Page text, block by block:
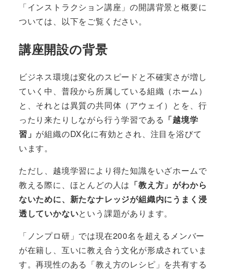
「インストラクション講座」の開講背景と概要に
ついては、以下をご覧ください。
講座開設の背景
ビジネス環境は変化のスピードと不確実さが増し
ていく中、普段から所属している組織（ホーム）
と、それとは異質の共同体（アウェイ）とを、行
ったり来たりしながら行う学習である 「越境学
習」 が組織のDX化に有効とされ、注目を浴びて
います。
ただし、越境学習により得た知識をいざホームで
教える際に、ほとんどの人は 「教え方」がわから
ないために、新たなナレッジが組織内にうまく浸
透していかないという課題があります。
「ノンプロ研」では現在200名を超えるメンバー
が在籍し、互いに教え合う文化が形成されていま
す。再現性のある「教え方のレシピ」を共有する